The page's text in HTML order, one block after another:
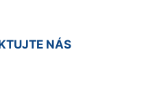
NÁS